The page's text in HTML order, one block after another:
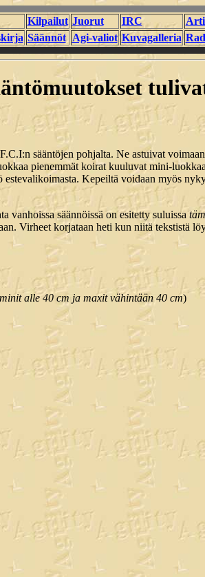
Kilpailut Juorut IRC
Säännöt Agi-valiot Kuvagalleria
sääntöjen pohjalta. Ne astuivat
pienemmät koirat kuuluvat mini-
Kepeiltä voidaan myös
vanhoissa säännöissä on esitetty suluissa
Virheet korjataan heti kun niitä tekstistä
alle 40 cm ja maxit vähintään 40 cm)